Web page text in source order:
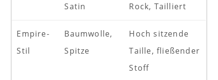
Satin
Rock, Tailliert
Empire-
Stil
Baumwolle,
Spitze
Hoch sitzende
Taille, fließender
Stoff